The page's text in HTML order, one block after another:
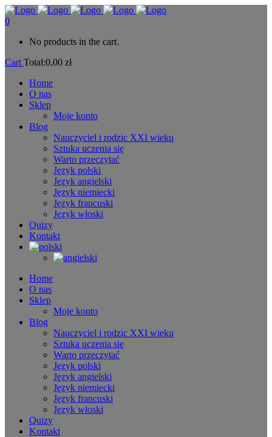
0
No products in the cart.
Cart Total:0,00 zł
Home
O nas
Sklep
Moje konto
Blog
Nauczyciel i rodzic XXI wieku
Sztuka uczenia się
Warto przeczytać
Język polski
Język angielski
Język niemiecki
Język francuski
Język włoski
Quizy
Kontakt
Home
O nas
Sklep
Moje konto
Blog
Nauczyciel i rodzic XXI wieku
Sztuka uczenia się
Warto przeczytać
Język polski
Język angielski
Język niemiecki
Język francuski
Język włoski
Quizy
Kontakt